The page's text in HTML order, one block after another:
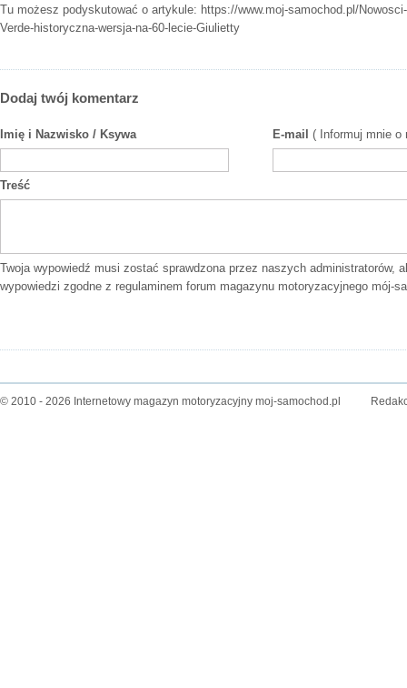
Tu możesz podyskutować o artykule: https://www.moj-samochod.pl/
Verde-historyczna-wersja-na-60-lecie-Giulietty
Dodaj twój komentarz
Imię i Nazwisko / Ksywa E-mail ( Informuj mnie o
Treść
Twoja wypowiedź musi zostać sprawdzona przez naszych administratorów,
wypowiedzi zgodne z regulaminem forum magazynu motoryzacyjnego mój-
© 2010 - 2026 Internetowy magazyn motoryzacyjny moj-samochod.pl